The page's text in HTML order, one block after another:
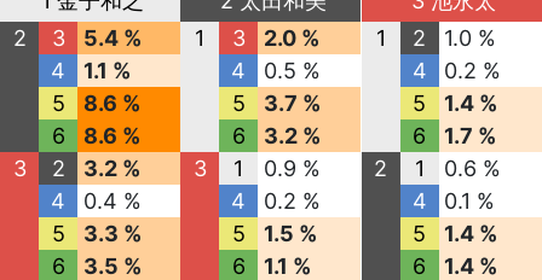
2
3
5.4 %
4
1.1 %
5
8.6 %
6
8.6 %
3
2
3.2 %
4
0.4 %
5
3.3 %
6
3.5 %
1
3
2.0 %
4
0.5 %
5
3.7 %
6
3.2 %
3
1
0.9 %
4
0.2 %
5
1.5 %
6
1.1 %
1
2
1.0 %
4
0.2 %
5
1.4 %
6
1.7 %
2
1
0.6 %
4
0.1 %
5
1.4 %
6
1.4 %